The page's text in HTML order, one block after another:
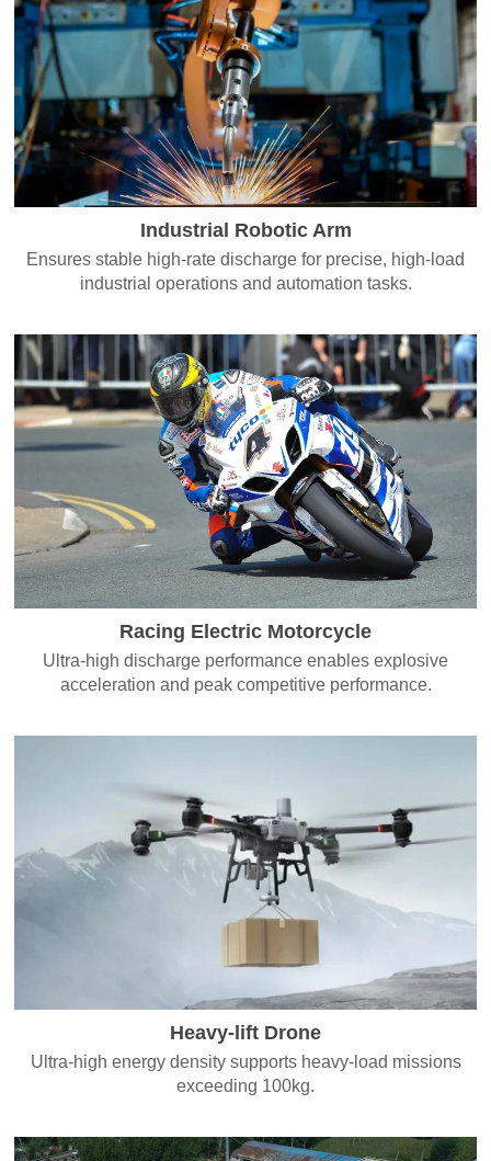
Industrial Robotic Arm
Ensures stable high-rate discharge for precise, high-load
industrial operations and automation tasks.
Racing Electric Motorcycle
Ultra-high discharge performance enables explosive
acceleration and peak competitive performance.
Heavy-lift Drone
Ultra-high energy density supports heavy-load missions
exceeding 100kg.